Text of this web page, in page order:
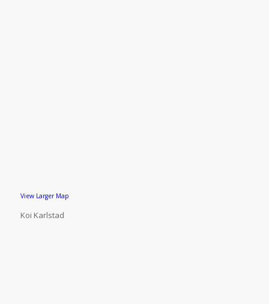
View Larger Map
Koi Karlstad